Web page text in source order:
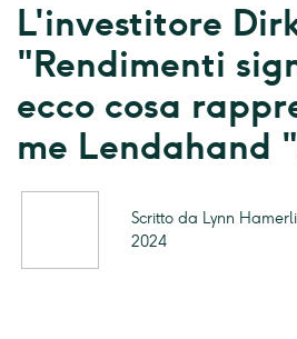
L'investitore
"Rendimenti
ecco cosa
me Lendahand
Scritto da Lynn
2024